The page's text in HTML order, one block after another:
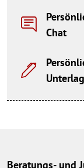
Chat
Beratungs- und